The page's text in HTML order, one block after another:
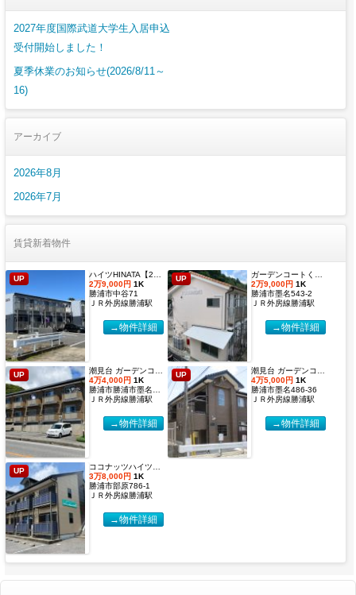
2027年度国際武道大学生入居申込
受付開始しました！
夏季休業のお知らせ(2026/8/11～
16)
アーカイブ
2026年8月
2026年7月
賃貸新着物件
UP
ハイツHINATA【2027年度国際武道大学生 入居申込受付開始しました！】
2万9,000円 1K
勝浦市中谷71
ＪＲ外房線勝浦駅
→物件詳細
UP
ガーデンコートくすのき 【2027年度国際武道大学生 入居申込受付開始しました！】
2万9,000円 1K
勝浦市墨名543-2
ＪＲ外房線勝浦駅
→物件詳細
UP
潮見台 ガーデンコート２【2027年度国際武道大学生 入居申込受付開始しました！】
4万4,000円 1K
勝浦市勝浦市墨名486-32
ＪＲ外房線勝浦駅
→物件詳細
UP
潮見台 ガーデンコート【2027年度国際武道大学生 入居申込受付開始しました！】
4万5,000円 1K
勝浦市墨名486-36
ＪＲ外房線勝浦駅
→物件詳細
UP
ココナッツハイツ６【2027年度国際武道大学生 入居申込受付開始しました！】
3万8,000円 1K
勝浦市部原786-1
ＪＲ外房線勝浦駅
→物件詳細